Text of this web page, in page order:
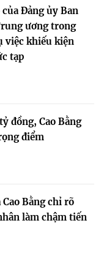
Đảng ủy Ban
ương trong
việc khiếu kiện
tạp
đồng, Cao Bằng
điểm
Bằng chỉ rõ
làm chậm tiến